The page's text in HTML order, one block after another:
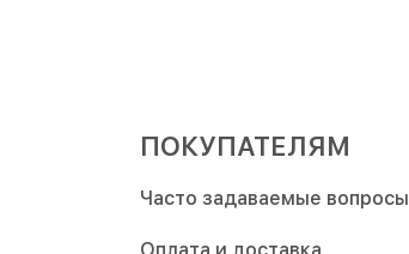
ПОКУПАТЕЛЯМ
Часто задаваемые вопросы